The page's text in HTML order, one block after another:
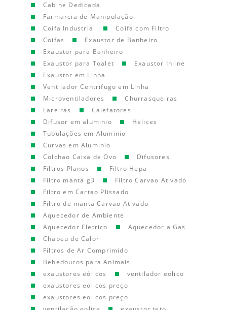
Cabine Dedicada
Farmarcia de Manipulação
Coifa Industrial
Coifa com Filtro
Coifas
Exaustor de Banheiro
Exaustor para Banheiro
Exaustor para Toalet
Exaustor Inline
Exaustor em Linha
Ventilador Centrifugo em Linha
Microventiladores
Churrasqueiras
Lareiras
Calefatores
Difusor em aluminio
Helices
Tubulações em Aluminio
Curvas em Aluminio
Colchao Caixa de Ovo
Difusores
Filtros Planos
Filtro Hepa
Filtro manta g3
Filtro Carvao Ativado
Filtro em Cartao Plissado
Filtro de manta Carvao Ativado
Aquecedor de Ambiente
Aquecedor Eletrico
Aquecedor a Gas
Chapeu de Calor
Filtros de Ar Comprimido
Bebedouros para Animais
exaustores eólicos
ventilador eolico
exaustores eolicos preço
exaustores eolicos preço